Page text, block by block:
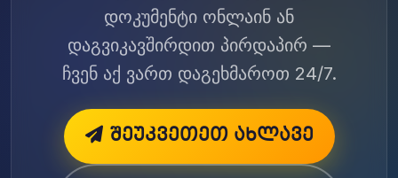
დოკუმენტი ონლაინ ან
დაგვიკავშირდით პირდაპირ —
ჩვენ აქ ვართ დაგეხმაროთ 24/7.
შეუკვეთეთ ახლავე